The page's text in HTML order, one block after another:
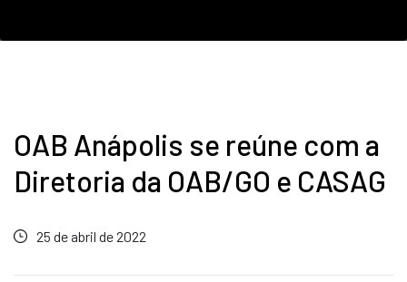
OAB Anápolis se reúne com a
Diretoria da OAB/GO e CASAG
25 de abril de 2022